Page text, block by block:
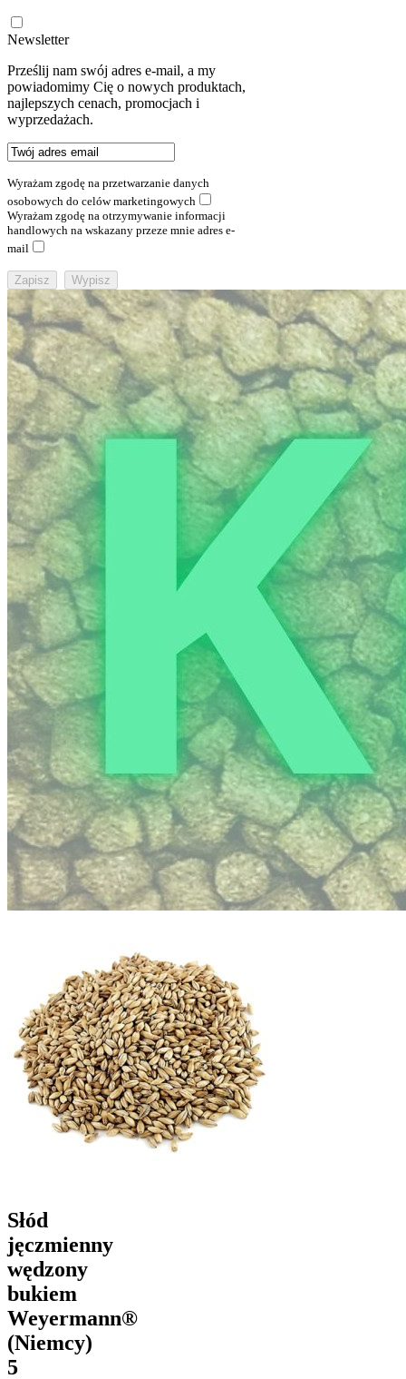
Newsletter
Prześlij nam swój adres e-mail, a my
powiadomimy Cię o nowych produktach,
najlepszych cenach, promocjach i
wyprzedażach.
Wyrażam zgodę na przetwarzanie danych
osobowych do celów marketingowych
Wyrażam zgodę na otrzymywanie informacji
handlowych na wskazany przeze mnie adres e-
mail
Słód
jęczmienny
wędzony
bukiem
Weyermann®
(Niemcy)
5